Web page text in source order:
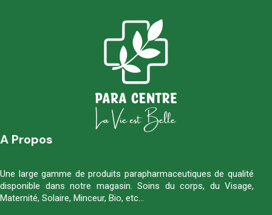
A Propos
Une large gamme de produits parapharmaceutiques de qualité
disponible dans notre magasin. Soins du corps, du Visage,
Maternité, Solaire, Minceur, Bio, etc…